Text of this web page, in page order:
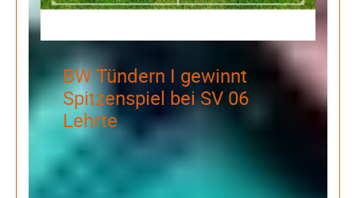
BW Tündern I gewinnt
Spitzenspiel bei SV 06
Lehrte